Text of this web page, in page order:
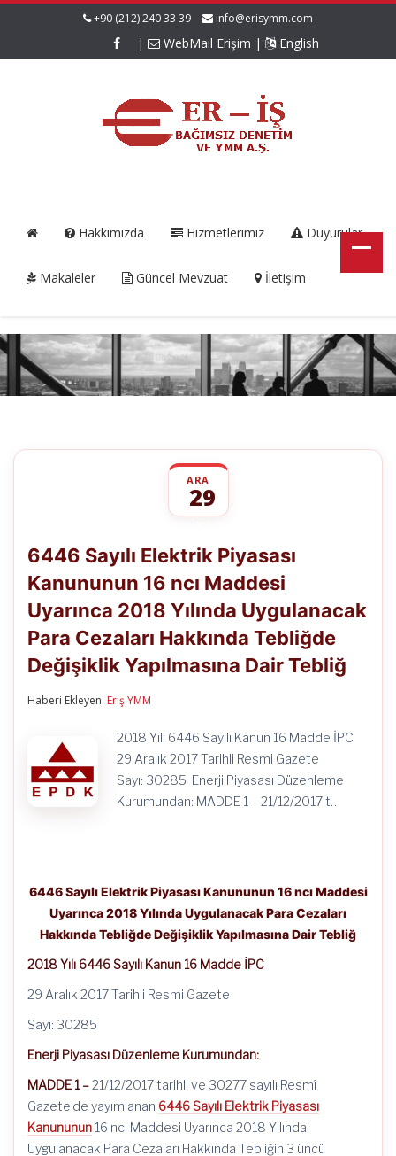
+90 (212) 240 33 39 info@erisymm.com
| WebMail Erişim | English
Hakkımızda Hizmetlerimiz Duyurular
Makaleler Güncel Mevzuat İletişim
ARA
29
Elektrik
Piyasası
Kanununun
ncı
Maddesi
Uyarınca
2018
Yılında
Hakkında
Değişiklik
Yapılmasına
Dair
Tebliğ
6446 Sayılı Elektrik Piyasası
Kanununun 16 ncı Maddesi
Uyarınca 2018 Yılında Uygulanacak
Para Cezaları Hakkında Tebliğde
Değişiklik Yapılmasına Dair Tebliğ
Haberi Ekleyen: Eriş YMM
2018 Yılı 6446 Sayılı Kanun 16 Madde İPC
29 Aralık 2017 Tarihli Resmi Gazete
Sayı: 30285 Enerji Piyasası Düzenleme
Kurumundan: MADDE 1 – 21/12/2017 t…
6446 Sayılı Elektrik Piyasası Kanununun 16 ncı Maddesi
Uyarınca 2018 Yılında Uygulanacak Para Cezaları
Hakkında Tebliğde Değişiklik Yapılmasına Dair Tebliğ
2018 Yılı 6446 Sayılı Kanun 16 Madde İPC
29 Aralık 2017 Tarihli Resmi Gazete
Sayı: 30285
Enerji Piyasası Düzenleme Kurumundan:
MADDE 1 –21/12/2017 tarihli ve 30277 sayılı Resmî
Gazete’de yayımlanan 6446 Sayılı Elektrik Piyasası
Kanununun 16 ncı Maddesi Uyarınca 2018 Yılında
Uygulanacak Para Cezaları Hakkında Tebliğin 3 üncü